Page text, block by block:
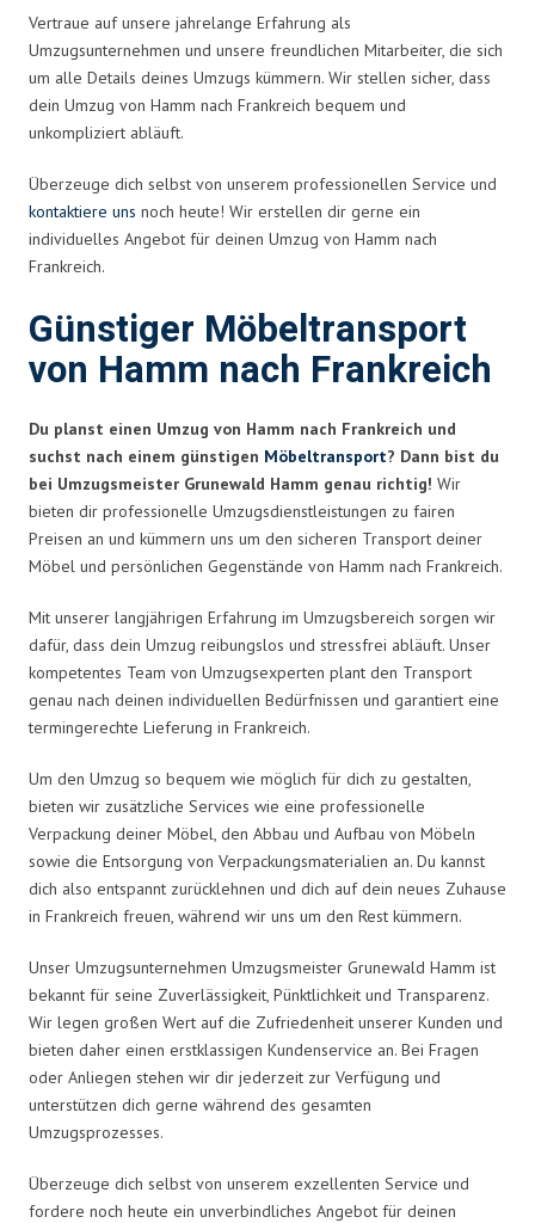
Vertraue auf unsere jahrelange Erfahrung als
Umzugsunternehmen und unsere freundlichen Mitarbeiter, die sich
um alle Details deines Umzugs kümmern. Wir stellen sicher, dass
dein Umzug von Hamm nach Frankreich bequem und
unkompliziert abläuft.
Überzeuge dich selbst von unserem professionellen Service und
kontaktiere uns noch heute! Wir erstellen dir gerne ein
individuelles Angebot für deinen Umzug von Hamm nach
Frankreich.
Günstiger Möbeltransport
von Hamm nach Frankreich
Du planst einen Umzug von Hamm nach Frankreich und
suchst nach einem günstigen Möbeltransport? Dann bist du
bei Umzugsmeister Grunewald Hamm genau richtig! Wir
bieten dir professionelle Umzugsdienstleistungen zu fairen
Preisen an und kümmern uns um den sicheren Transport deiner
Möbel und persönlichen Gegenstände von Hamm nach Frankreich.
Mit unserer langjährigen Erfahrung im Umzugsbereich sorgen wir
dafür, dass dein Umzug reibungslos und stressfrei abläuft. Unser
kompetentes Team von Umzugsexperten plant den Transport
genau nach deinen individuellen Bedürfnissen und garantiert eine
termingerechte Lieferung in Frankreich.
Um den Umzug so bequem wie möglich für dich zu gestalten,
bieten wir zusätzliche Services wie eine professionelle
Verpackung deiner Möbel, den Abbau und Aufbau von Möbeln
sowie die Entsorgung von Verpackungsmaterialien an. Du kannst
dich also entspannt zurücklehnen und dich auf dein neues Zuhause
in Frankreich freuen, während wir uns um den Rest kümmern.
Unser Umzugsunternehmen Umzugsmeister Grunewald Hamm ist
bekannt für seine Zuverlässigkeit, Pünktlichkeit und Transparenz.
Wir legen großen Wert auf die Zufriedenheit unserer Kunden und
bieten daher einen erstklassigen Kundenservice an. Bei Fragen
oder Anliegen stehen wir dir jederzeit zur Verfügung und
unterstützen dich gerne während des gesamten
Umzugsprozesses.
Überzeuge dich selbst von unserem exzellenten Service und
fordere noch heute ein unverbindliches Angebot für deinen